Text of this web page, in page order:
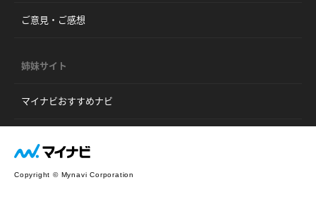
ご意見・ご感想
姉妹サイト
マイナビおすすめナビ
Copyright © Mynavi Corporation